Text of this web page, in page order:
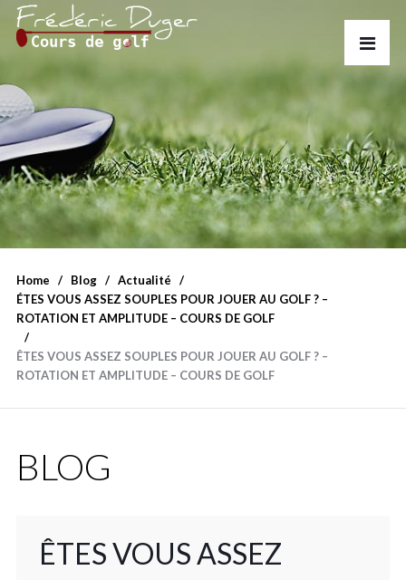
Home Blog
Actualité
ÉTES VOUS ASSEZ SOUPLES POUR JOUER AU GOLF ? –
ROTATION ET AMPLITUDE – COURS DE GOLF
ÊTES VOUS ASSEZ SOUPLES POUR JOUER AU GOLF ? –
ROTATION ET AMPLITUDE – COURS DE GOLF
BLOG
ÊTES VOUS ASSEZ